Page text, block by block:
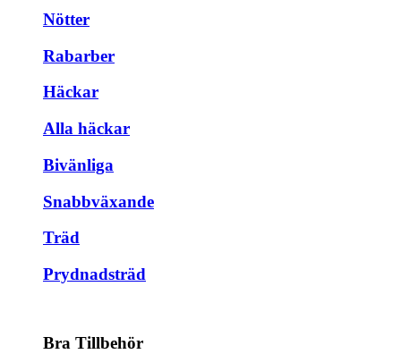
Nötter
Rabarber
Häckar
Alla häckar
Bivänliga
Snabbväxande
Träd
Prydnadsträd
Bra Tillbehör